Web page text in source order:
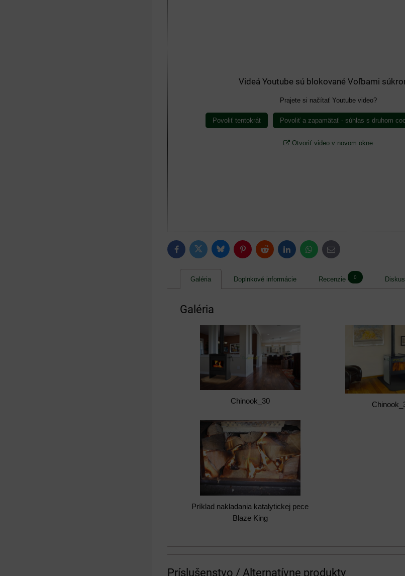
Videá Youtube sú blokované Voľbami
Prajete si načítať Youtube video?
Povoliť tentokrát Povoliť a zapamätať - súhlas s druhom
Otvoriť video v novom okne
FacebookTwitter BlueskyPinterestReddit LinkedInWhatsApp
E-
mail
Galéria Doplnkové informácie Recenzie 0
Galéria
Chinook_30
Príklad nakladania katalytickej pece
Blaze King
Príslušenstvo / Alternatívne produkty